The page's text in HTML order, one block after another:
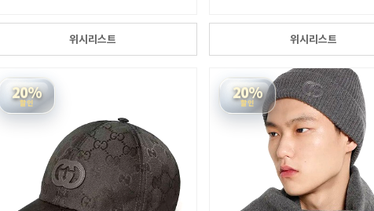
위시리스트 위시리스트
20%
할인
20%
할인